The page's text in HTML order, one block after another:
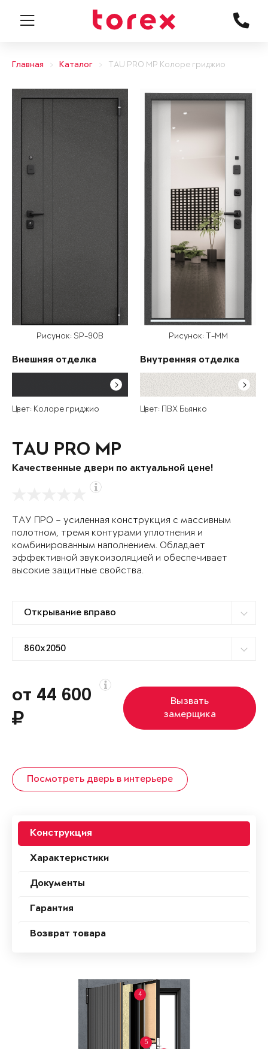
Главная Каталог TAU PRO MP Колоре гриджио
Рисунок: SP-90B
Внешняя отделка
Цвет: Колоре гриджио
Рисунок: T-MM
Внутренняя отделка
Цвет: ПВХ Бьянко
TAU PRO MP
Качественные двери по актуальной цене!
ТАУ ПРО – усиленная конструкция с массивным
полотном, тремя контурами уплотнения и
комбинированным наполнением. Обладает
эффективной звукоизоляцией и обеспечивает
высокие защитные свойства.
от 44 600
Вызвать
замерщика
Посмотреть дверь в интерьере
Конструкция
Характеристики
Документы
Гарантия
Возврат товара
4
5